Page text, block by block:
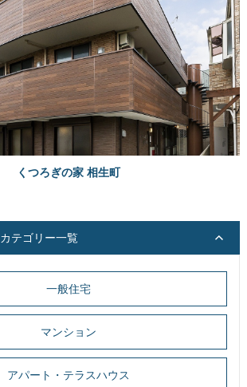
くつろぎの家 相生町
カテゴリー一覧
一般住宅
マンション
アパート・テラスハウス